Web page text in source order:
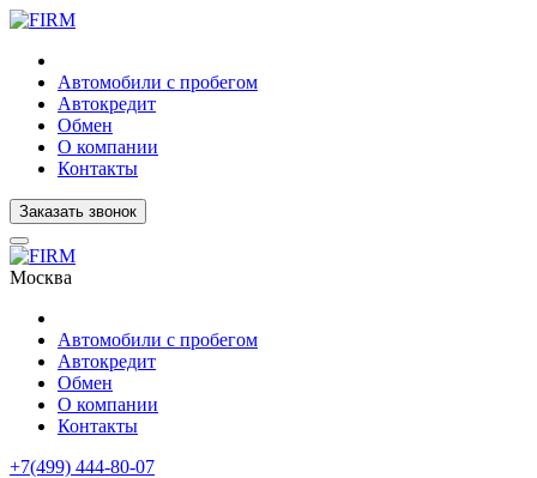
Автомобили с пробегом
Автокредит
Обмен
О компании
Контакты
Заказать звонок
Москва
Автомобили с пробегом
Автокредит
Обмен
О компании
Контакты
+7(499) 444-80-07